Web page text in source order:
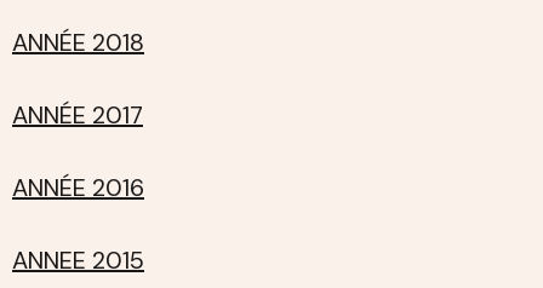
ANNÉE 2018
ANNÉE 2017
ANNÉE 2016
ANNEE 2015